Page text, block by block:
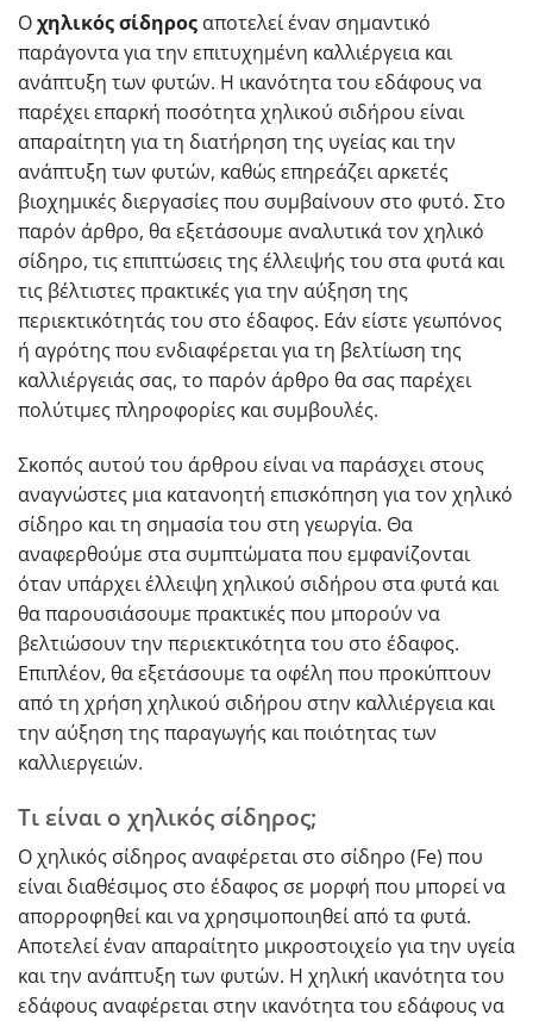
Οχηλικός σίδηρος αποτελεί έναν σημαντικό
παράγοντα για την επιτυχημένη καλλιέργεια και
ανάπτυξη των φυτών. Η ικανότητα του εδάφους να
παρέχει επαρκή ποσότητα χηλικού σιδήρου είναι
απαραίτητη για τη διατήρηση της υγείας και την
ανάπτυξη των φυτών, καθώς επηρεάζει αρκετές
βιοχημικές διεργασίες που συμβαίνουν στο φυτό. Στο
παρόν άρθρο, θα εξετάσουμε αναλυτικά τον χηλικό
σίδηρο, τις επιπτώσεις της έλλειψής του στα φυτά και
τις βέλτιστες πρακτικές για την αύξηση της
περιεκτικότητάς του στο έδαφος. Εάν είστε γεωπόνος
ή αγρότης που ενδιαφέρεται για τη βελτίωση της
καλλιέργειάς σας, το παρόν άρθρο θα σας παρέχει
πολύτιμες πληροφορίες και συμβουλές.
Σκοπός αυτού του άρθρου είναι να παράσχει στους
αναγνώστες μια κατανοητή επισκόπηση για τον χηλικό
σίδηρο και τη σημασία του στη γεωργία. Θα
αναφερθούμε στα συμπτώματα που εμφανίζονται
όταν υπάρχει έλλειψη χηλικού σιδήρου στα φυτά και
θα παρουσιάσουμε πρακτικές που μπορούν να
βελτιώσουν την περιεκτικότητα του στο έδαφος.
Επιπλέον, θα εξετάσουμε τα οφέλη που προκύπτουν
από τη χρήση χηλικού σιδήρου στην καλλιέργεια και
την αύξηση της παραγωγής και ποιότητας των
καλλιεργειών.
Τι είναι ο χηλικός σίδηρος;
Ο χηλικός σίδηρος αναφέρεται στο σίδηρο (Fe) που
είναι διαθέσιμος στο έδαφος σε μορφή που μπορεί να
απορροφηθεί και να χρησιμοποιηθεί από τα φυτά.
Αποτελεί έναν απαραίτητο μικροστοιχείο για την υγεία
και την ανάπτυξη των φυτών. Η χηλική ικανότητα του
εδάφους αναφέρεται στην ικανότητα του εδάφους να